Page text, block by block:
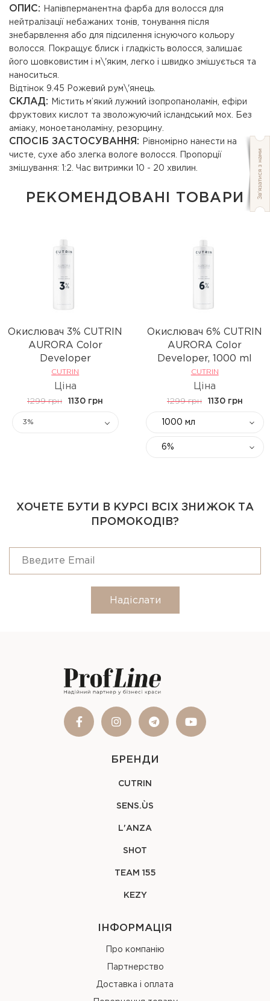
ОПИС:
Напівперманентна фарба для волосся для
нейтралізації небажаних тонів, тонування після
знебарвлення або для підсилення існуючого кольору
волосся. Покращує блиск і гладкість волосся, залишає
його шовковистим і м\'яким, легко і швидко змішується та
наноситься.
Відтінок 9.45 Рожевий рум\'янець.
СКЛАД:
Містить м’який лужний ізопропаноламін, ефіри
фруктових кислот та зволожуючий ісландський мох. Без
аміаку, моноетаноламіну, резорцину.
СПОСІБ ЗАСТОСУВАННЯ:
Рівномірно нанести на
чисте, сухе або злегка вологе волосся. Пропорції
змішування: 1:2. Час витримки 10 - 20 хвилин.
РЕКОМЕНДОВАНІ ТОВАРИ
Окислювач 3% CUTRIN
AURORA Color
Developer
CUTRIN
Ціна
1299 грн 1130 грн
3%
Окислювач 6% CUTRIN
AURORA Color
Developer, 1000 ml
CUTRIN
Ціна
1299 грн 1130 грн
1000 мл
6%
ХОЧЕТЕ БУТИ В КУРСІ ВСІХ ЗНИЖОК ТА
ПРОМОКОДІВ?
Надіслати
БРЕНДИ
CUTRIN
SENS.ÙS
L'ANZA
SHOT
TEAM 155
KEZY
ІНФОРМАЦІЯ
Про компанію
Партнерство
Доставка і оплата